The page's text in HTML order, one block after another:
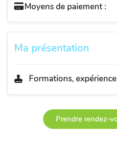
Moyens de paiement :
Ma présentation
Formations,
Prendre rendez-